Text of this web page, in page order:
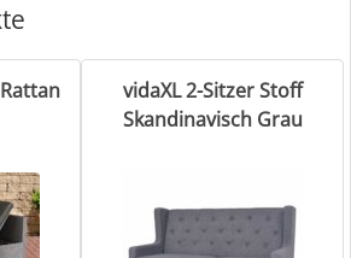
vidaXL 2-Sitzer Stoff
Skandinavisch Grau